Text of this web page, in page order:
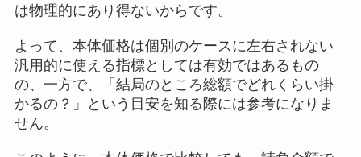
は物理的にあり得ないからです。
よって、本体価格は個別のケースに左右されない
汎用的に使える指標としては有効ではあるもの
の、一方で、「結局のところ総額でどれくらい掛
かるの？」という目安を知る際には参考になりま
せん。